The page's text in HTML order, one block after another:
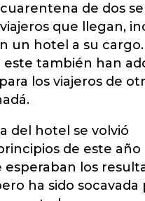
de dos
que llegan,
un hotel a su cargo.
este también han
los viajeros de
del hotel se volvió
de este año
esperaban los
ha sido socavada